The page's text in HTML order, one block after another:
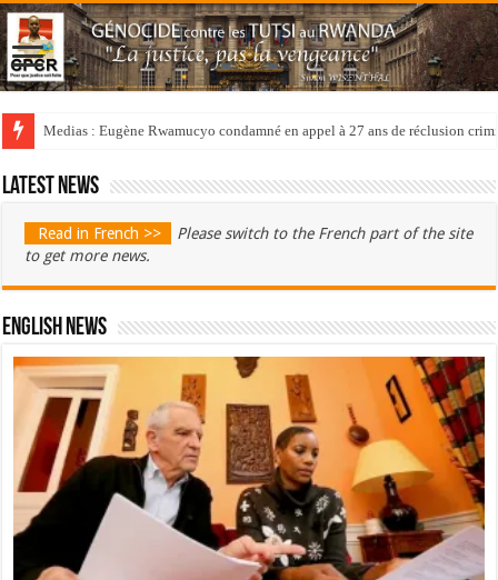
Medias : Eugène Rwamucyo condamné en appel à 27 ans de réclusion
Latest news
Read in French >>
Please switch to the French part of the site
to get more news.
English News